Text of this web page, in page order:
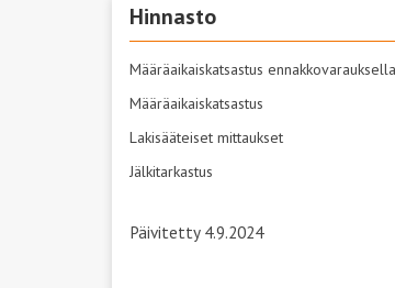
Hinnasto
Määräaikaiskatsastus
Määräaikaiskatsastus
Lakisääteiset mittaukset
Jälkitarkastus
Päivitetty 4.9.2024